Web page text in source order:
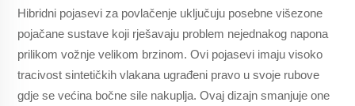
Hibridni pojasevi za povlačenje uključuju posebne višezone
pojačane sustave koji rješavaju problem nejednakog napona
prilikom vožnje velikom brzinom. Ovi pojasevi imaju visoko
tracivost sintetičkih vlakana ugrađeni pravo u svoje rubove
gdje se većina bočne sile nakuplja. Ovaj dizajn smanjuje one